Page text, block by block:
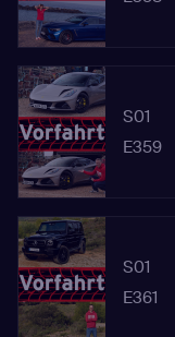
S01
E359
S01
E361